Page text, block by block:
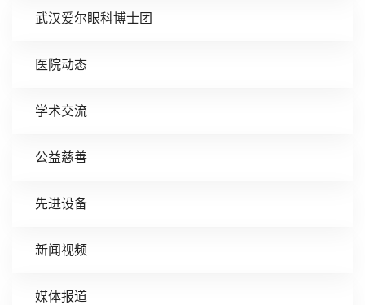
武汉爱尔眼科博士团
医院动态
学术交流
公益慈善
先进设备
新闻视频
媒体报道